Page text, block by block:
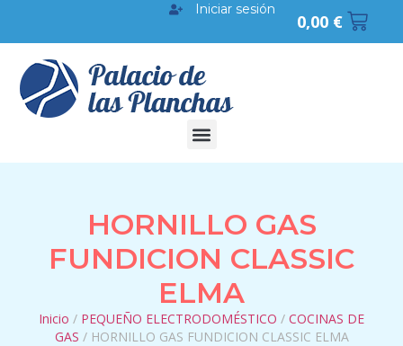
0,00 €
Iniciar sesión
HORNILLO GAS
FUNDICION CLASSIC
ELMA
Inicio / PEQUEÑO ELECTRODOMÉSTICO / COCINAS DE
GAS / HORNILLO GAS FUNDICION CLASSIC ELMA